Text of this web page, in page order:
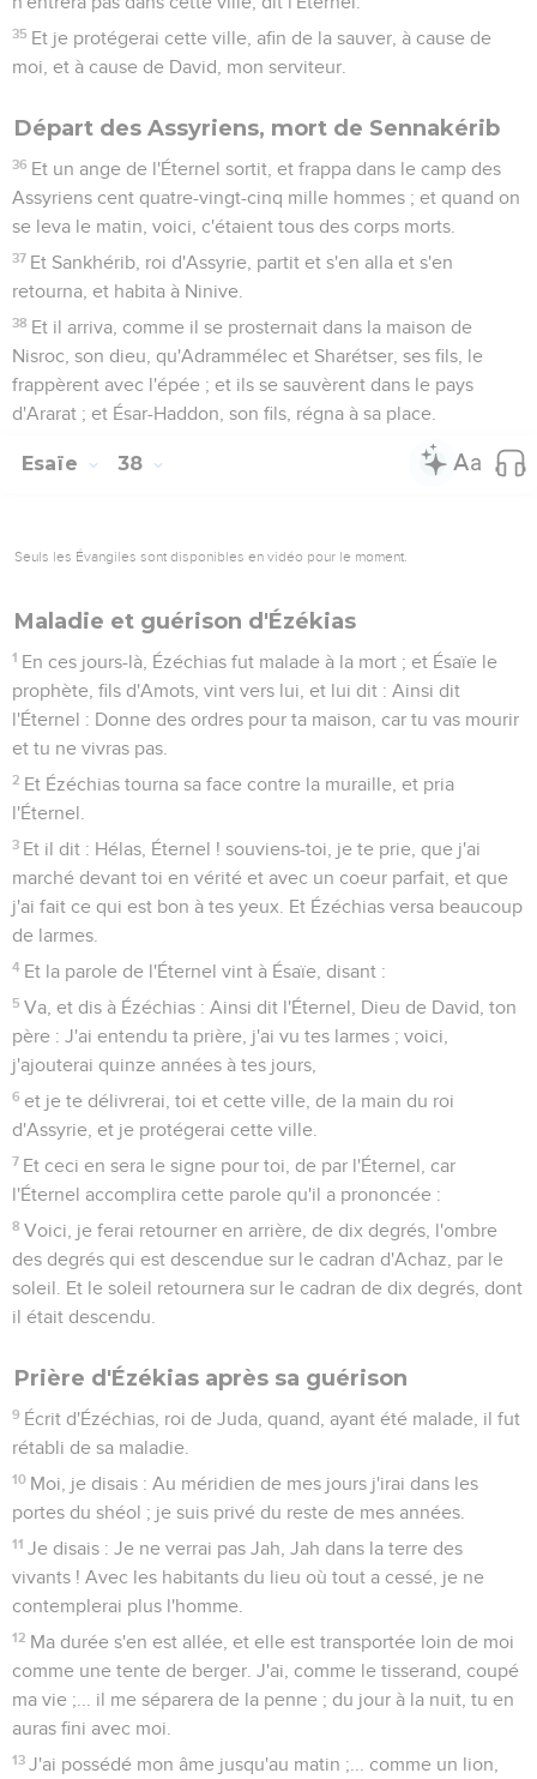
35 Et je protégerai cette ville, afin de la sauver, à cause de
moi, et à cause de David, mon serviteur.
Départ des Assyriens, mort de Sennakérib
36 Et un ange de l'Éternel sortit, et frappa dans le camp des
Assyriens cent quatre-vingt-cinq mille hommes ; et quand on
se leva le matin, voici, c'étaient tous des corps morts.
37 Et Sankhérib, roi d'Assyrie, partit et s'en alla et s'en
retourna, et habita à Ninive.
38 Et il arriva, comme il se prosternait dans la maison de
Nisroc, son dieu, qu'Adrammélec et Sharétser, ses fils, le
frappèrent avec l'épée ; et ils se sauvèrent dans le pays
d'Ararat ; et Ésar-Haddon, son fils, régna à sa place.
Esaïe 38
Seuls les Évangiles sont disponibles en vidéo pour le moment.
Maladie et guérison d'Ézékias
1 En ces jours-là, Ézéchias fut malade à la mort ; et Ésaïe le
prophète, fils d'Amots, vint vers lui, et lui dit : Ainsi dit
l'Éternel : Donne des ordres pour ta maison, car tu vas mourir
et tu ne vivras pas.
2 Et Ézéchias tourna sa face contre la muraille, et pria
l'Éternel.
3 Et il dit : Hélas, Éternel ! souviens-toi, je te prie, que j'ai
marché devant toi en vérité et avec un coeur parfait, et que
j'ai fait ce qui est bon à tes yeux. Et Ézéchias versa beaucoup
de larmes.
4 Et la parole de l'Éternel vint à Ésaïe, disant :
5 Va, et dis à Ézéchias : Ainsi dit l'Éternel, Dieu de David, ton
père : J'ai entendu ta prière, j'ai vu tes larmes ; voici,
j'ajouterai quinze années à tes jours,
6 et je te délivrerai, toi et cette ville, de la main du roi
d'Assyrie, et je protégerai cette ville.
7 Et ceci en sera le signe pour toi, de par l'Éternel, car
l'Éternel accomplira cette parole qu'il a prononcée :
8 Voici, je ferai retourner en arrière, de dix degrés, l'ombre
des degrés qui est descendue sur le cadran d'Achaz, par le
soleil. Et le soleil retournera sur le cadran de dix degrés, dont
il était descendu.
Prière d'Ézékias après sa guérison
9 Écrit d'Ézéchias, roi de Juda, quand, ayant été malade, il fut
rétabli de sa maladie.
10 Moi, je disais : Au méridien de mes jours j'irai dans les
portes du shéol ; je suis privé du reste de mes années.
11 Je disais : Je ne verrai pas Jah, Jah dans la terre des
vivants ! Avec les habitants du lieu où tout a cessé, je ne
contemplerai plus l'homme.
12 Ma durée s'en est allée, et elle est transportée loin de moi
comme une tente de berger. J'ai, comme le tisserand, coupé
ma vie ;... il me séparera de la penne ; du jour à la nuit, tu en
auras fini avec moi.
13 J'ai possédé mon âme jusqu'au matin ;... comme un lion,